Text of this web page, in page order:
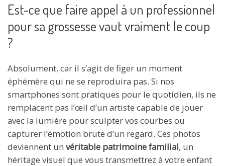
Est-ce que faire appel à un professionnel
pour sa grossesse vaut vraiment le coup
?
Absolument, car il s’agit de figer un moment
éphémère qui ne se reproduira pas. Si nos
smartphones sont pratiques pour le quotidien, ils ne
remplacent pas l’œil d’un artiste capable de jouer
avec la lumière pour sculpter vos courbes ou
capturer l’émotion brute d’un regard. Ces photos
deviennent un véritable patrimoine familial, un
héritage visuel que vous transmettrez à votre enfant